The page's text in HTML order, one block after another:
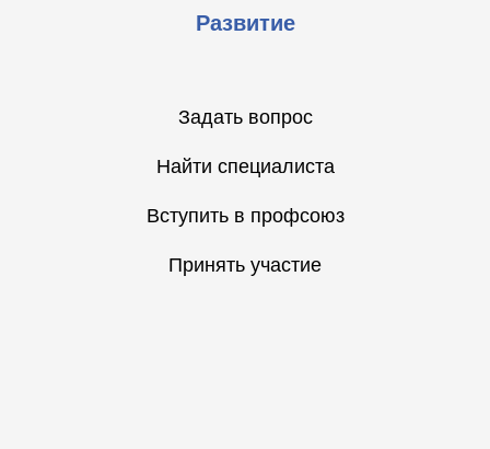
Развитие
Задать вопрос
Найти специалиста
Вступить в профсоюз
Принять участие